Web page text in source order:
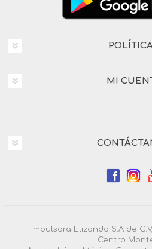
MI
Impulsora Elizondo S.A de
Centro